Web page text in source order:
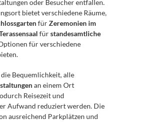
oder Besucher entfallen.
bietet verschiedene Räume,
für Zeremonien im
für standesamtliche
an einem Ort
Reisezeit und
Aufwand reduziert werden. Die
ausreichend Parkplätzen und